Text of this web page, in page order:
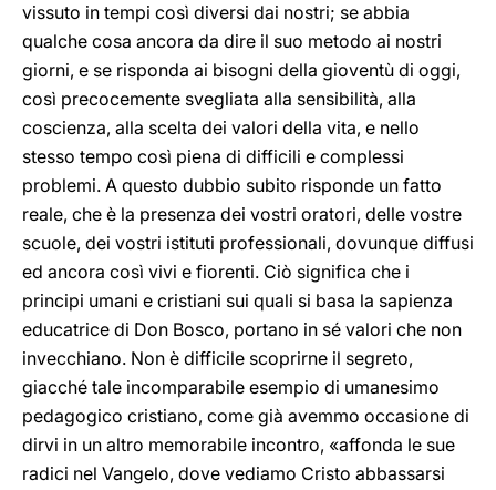
vissuto in tempi così diversi dai nostri; se abbia
qualche cosa ancora da dire il suo metodo ai nostri
giorni, e se risponda ai bisogni della gioventù di oggi,
così precocemente svegliata alla sensibilità, alla
coscienza, alla scelta dei valori della vita, e nello
stesso tempo così piena di difficili e complessi
problemi. A questo dubbio subito risponde un fatto
reale, che è la presenza dei vostri oratori, delle vostre
scuole, dei vostri istituti professionali, dovunque diffusi
ed ancora così vivi e fiorenti. Ciò significa che i
principi umani e cristiani sui quali si basa la sapienza
educatrice di Don Bosco, portano in sé valori che non
invecchiano. Non è difficile scoprirne il segreto,
giacché tale incomparabile esempio di umanesimo
pedagogico cristiano, come già avemmo occasione di
dirvi in un altro memorabile incontro, «affonda le sue
radici nel Vangelo, dove vediamo Cristo abbassarsi